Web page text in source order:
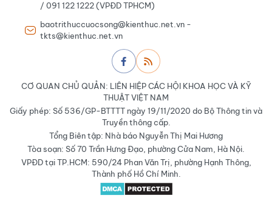
/ 091 122 1222 (VPĐD TPHCM)
baotrithuccuocsong@kienthuc.net.vn -
tkts@kienthuc.net.vn
CƠ QUAN CHỦ QUẢN: LIÊN HIỆP CÁC HỘI KHOA HỌC VÀ KỸ
THUẬT VIỆT NAM
Giấy phép: Số 536/GP-BTTTT ngày 19/11/2020 do Bộ Thông tin và
Truyền thông cấp.
Tổng Biên tập: Nhà báo Nguyễn Thị Mai Hương
Tòa soạn: Số 70 Trần Hưng Đạo, phường Cửa Nam, Hà Nội.
VPĐD tại TP.HCM: 590/24 Phan Văn Trị, phường Hạnh Thông,
Thành phố Hồ Chí Minh.